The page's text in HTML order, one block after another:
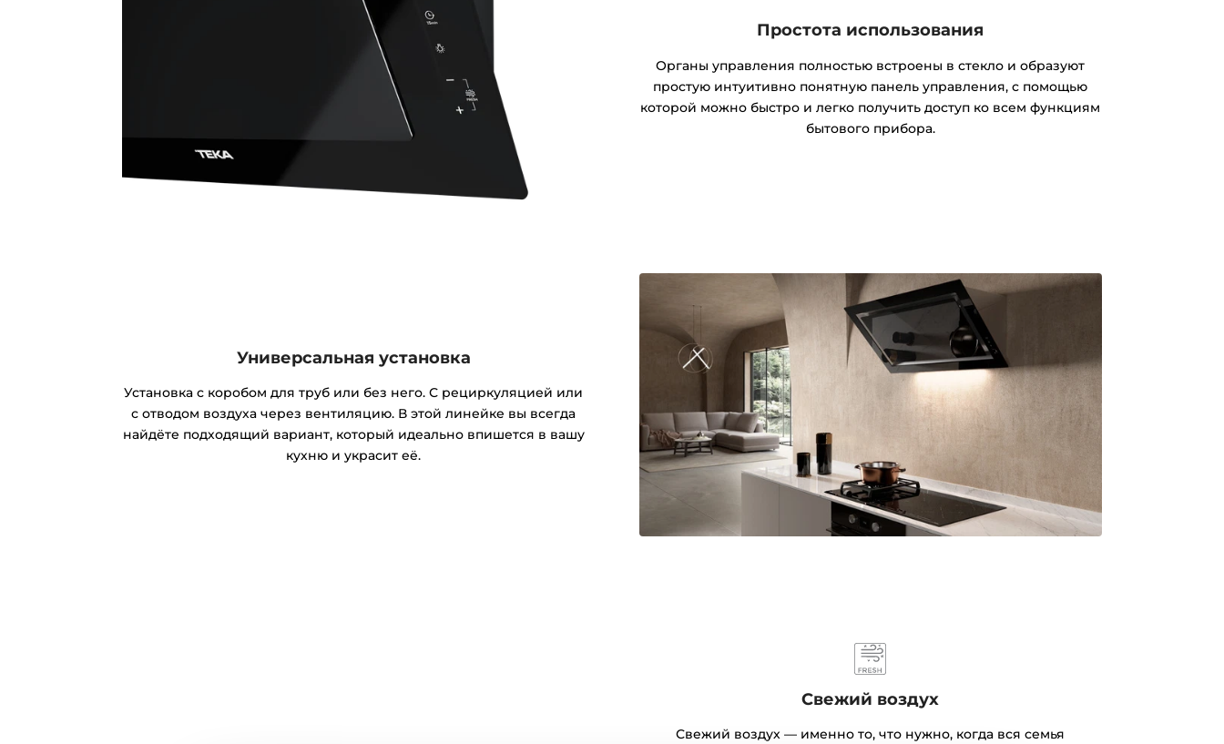
Простота использования
Органы управления полностью встроены в стекло и образуют
простую интуитивно понятную панель управления, с помощью
которой можно быстро и легко получить доступ ко всем функциям
бытового прибора.
Универсальная установка
Установка с коробом для труб или без него. С рециркуляцией или
с отводом воздуха через вентиляцию. В этой линейке вы всегда
найдёте подходящий вариант, который идеально впишется в вашу
кухню и украсит её.
Свежий воздух
Свежий воздух — именно то, что нужно, когда вся семья